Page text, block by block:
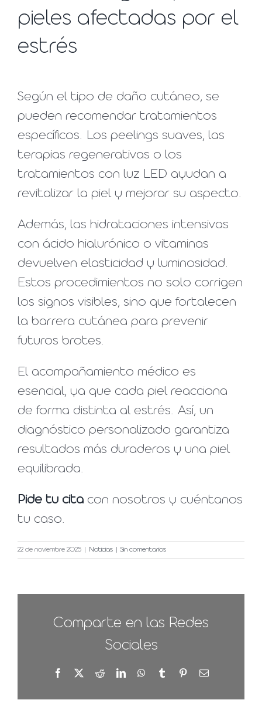
pieles afectadas por el
estrés
Según el tipo de daño cutáneo, se
pueden recomendar tratamientos
específicos. Los peelings suaves, las
terapias regenerativas o los
tratamientos con luz LED ayudan a
revitalizar la piel y mejorar su aspecto.
Además, las hidrataciones intensivas
con ácido hialurónico o vitaminas
devuelven elasticidad y luminosidad.
Estos procedimientos no solo corrigen
los signos visibles, sino que fortalecen
la barrera cutánea para prevenir
futuros brotes.
El acompañamiento médico es
esencial, ya que cada piel reacciona
de forma distinta al estrés. Así, un
diagnóstico personalizado garantiza
resultados más duraderos y una piel
equilibrada.
Pide tu cita con nosotros y cuéntanos
tu caso.
22 de noviembre 2025 Noticias Sin comentarios
Comparte en las Redes
Sociales
Facebook RedditLinkedInWhatsApp
Tumblr PinterestCorreo